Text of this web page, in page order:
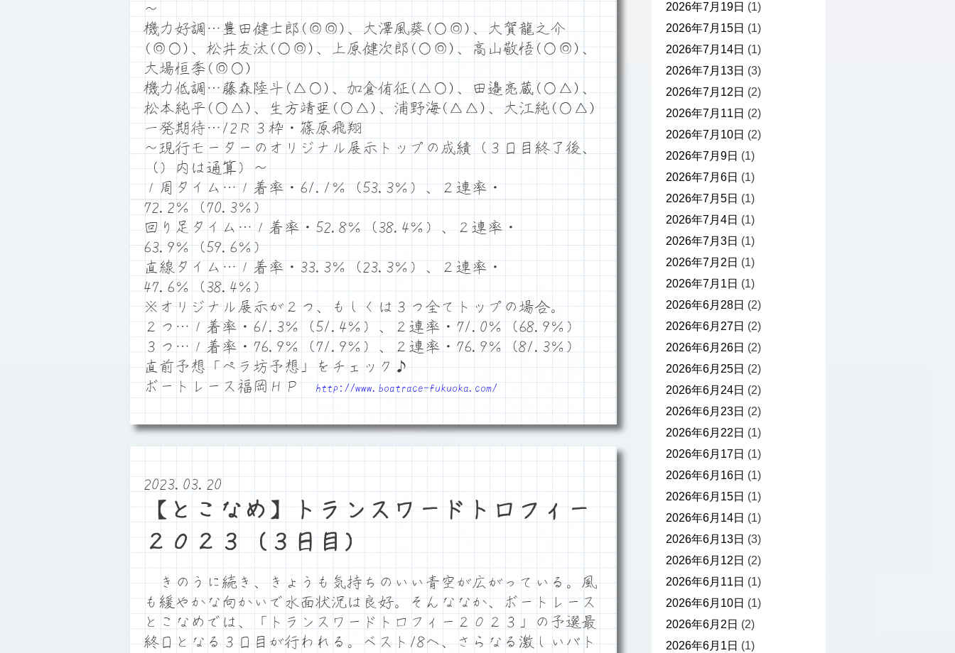
～
機力好調…豊田健士郎(◎◎)、大澤風葵(○◎)、大賀龍之介
(◎○)、松井友汰(○◎)、上原健次郎(○◎)、高山敬悟(○◎)、
大場恒季(◎○)
機力低調…藤森陸斗(△○)、加倉侑征(△○)、田邉亮蔵(○△)、
松本純平(○△)、生方靖亜(○△)、浦野海(△△)、大江純(○△)
一発期待…12Ｒ３枠・篠原飛翔
～現行モーターのオリジナル展示トップの成績（３日目終了後、
（）内は通算）～
１周タイム…１着率・61.1％（53.3％）、２連率・
72.2％（70.3％）
回り足タイム…１着率・52.8％（38.4％）、２連率・
63.9％（59.6％）
直線タイム…１着率・33.3％（23.3％）、２連率・
47.6％（38.4％）
※オリジナル展示が２つ、もしくは３つ全てトップの場合。
２つ…１着率・61.3％（51.4％）、２連率・71.0％（68.9％）
３つ…１着率・76.9％（71.9％）、２連率・76.9％（81.3％）
直前予想「ペラ坊予想」をチェック♪
ボートレース福岡ＨＰ
http://www.boatrace-fukuoka.com/
2023.03.20
【とこなめ】トランスワードトロフィー
２０２３（３日目）
きのうに続き、きょうも気持ちのいい青空が広がっている。風
も緩やかな向かいで水面状況は良好。そんななか、ボートレース
とこなめでは、「トランスワードトロフィー２０２３」の予選最
終日となる３日目が行われる。ベスト18へ、さらなる激しいバト
2026年7月19日 (1)
2026年7月15日 (1)
2026年7月14日 (1)
2026年7月13日 (3)
2026年7月12日 (2)
2026年7月11日 (2)
2026年7月10日 (2)
2026年7月9日 (1)
2026年7月6日 (1)
2026年7月5日 (1)
2026年7月4日 (1)
2026年7月3日 (1)
2026年7月2日 (1)
2026年7月1日 (1)
2026年6月28日 (2)
2026年6月27日 (2)
2026年6月26日 (2)
2026年6月25日 (2)
2026年6月24日 (2)
2026年6月23日 (2)
2026年6月22日 (1)
2026年6月17日 (1)
2026年6月16日 (1)
2026年6月15日 (1)
2026年6月14日 (1)
2026年6月13日 (3)
2026年6月12日 (2)
2026年6月11日 (1)
2026年6月10日 (1)
2026年6月2日 (2)
2026年6月1日 (1)